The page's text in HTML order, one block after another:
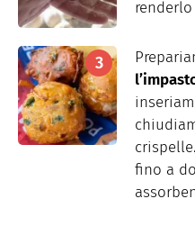
crispelle.
fino a